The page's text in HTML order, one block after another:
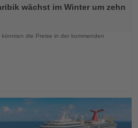
wächst im Winter um zehn
die Preise in der kommenden